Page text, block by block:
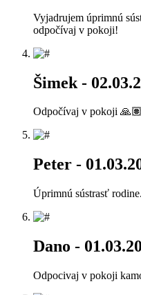
Vyjadrujem úprimnú
odpočívaj v pokoji!
Šimek -
Odpočívaj v pokoji 🙏🏽
Peter -
Úprimnú sústrasť
Dano -
Odpocivaj v pokoji